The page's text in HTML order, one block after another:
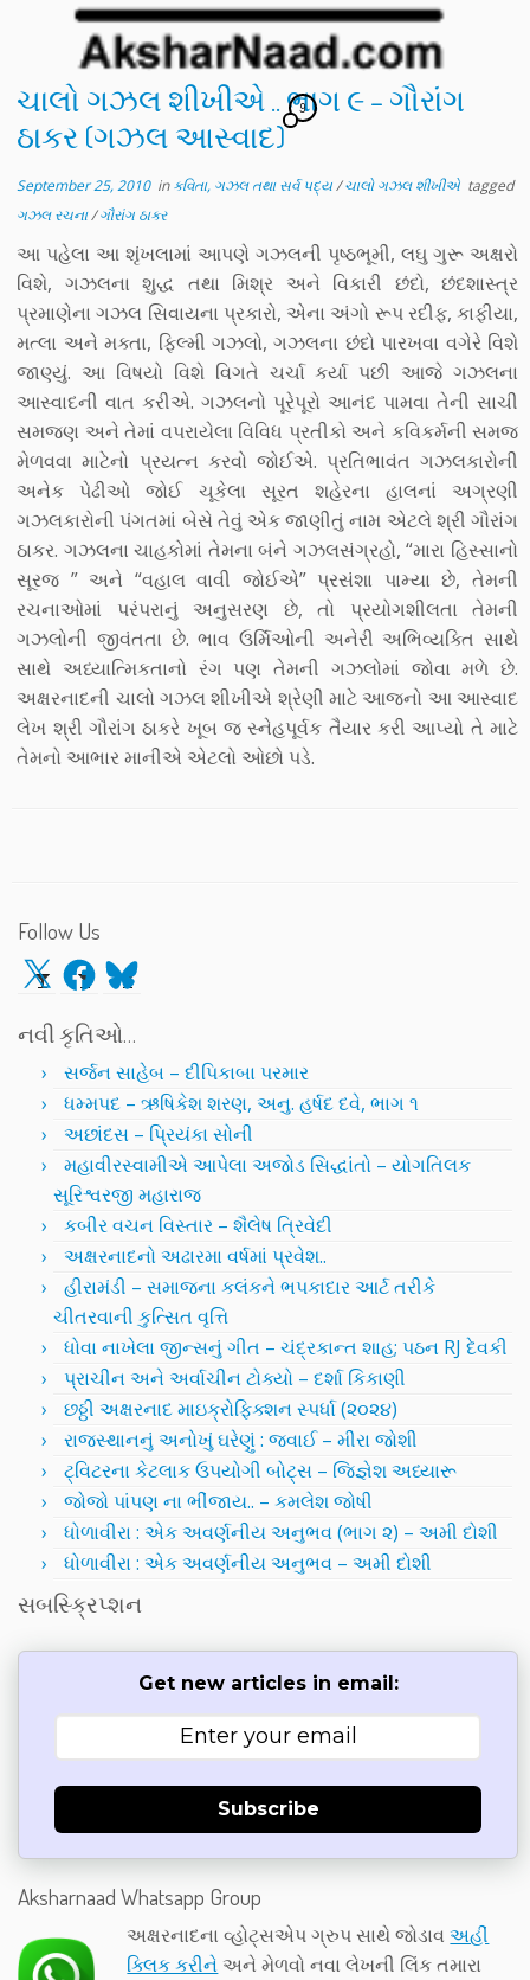
ચાલો ગઝલ શીખીએ .. ભાગ ૯ – ગૌરાંગ
ઠાકર (ગઝલ આસ્વાદ)
9
September 25, 2010inકવિતા, ગઝલ તથા સર્વ પદ્ય/ચાલો ગઝલ શીખીએ tagged
ગઝલ રચના/ગૌરાંગ ઠાકર
આ પહેલા આ શૃંખલામાં આપણે ગઝલની પૃષ્ઠભૂમી, લઘુ ગુરૂ અક્ષરો
વિશે, ગઝલના શુદ્ધ તથા મિશ્ર અને વિકારી છંદો, છંદશાસ્ત્ર
પ્રમાણેના ગઝલ સિવાયના પ્રકારો, એના અંગો રૂપ રદીફ, કાફીયા,
મત્લા અને મક્તા, ફિલ્મી ગઝલો, ગઝલના છંદો પારખવા વગેરે વિશે
જાણ્યું. આ વિષયો વિશે વિગતે ચર્ચા કર્યા પછી આજે ગઝલના
આસ્વાદની વાત કરીએ. ગઝલનો પૂરેપૂરો આનંદ પામવા તેની સાચી
સમજણ અને તેમાં વપરાયેલા વિવિધ પ્રતીકો અને કવિકર્મની સમજ
મેળવવા માટેનો પ્રયત્ન કરવો જોઈએ. પ્રતિભાવંત ગઝલકારોની
અનેક પેઢીઓ જોઈ ચૂકેલા સૂરત શહેરના હાલનાં અગ્રણી
ગઝલકારોની પંગતમાં બેસે તેવું એક જાણીતું નામ એટલે શ્રી ગૌરાંગ
ઠાકર. ગઝલના ચાહકોમાં તેમના બંને ગઝલસંગ્રહો, “મારા હિસ્સાનો
સૂરજ ” અને “વહાલ વાવી જોઈએ” પ્રસંશા પામ્યા છે, તેમની
રચનાઓમાં પરંપરાનું અનુસરણ છે, તો પ્રયોગશીલતા તેમની
ગઝલોની જીવંતતા છે. ભાવ ઉર્મિઓની અનેરી અભિવ્યક્તિ સાથે
સાથે અધ્યાત્મિકતાનો રંગ પણ તેમની ગઝલોમાં જોવા મળે છે.
અક્ષરનાદની ચાલો ગઝલ શીખીએ શ્રેણી માટે આજનો આ આસ્વાદ
લેખ શ્રી ગૌરાંગ ઠાકરે ખૂબ જ સ્નેહપૂર્વક તૈયાર કરી આપ્યો તે માટે
તેમનો આભાર માનીએ એટલો ઓછો પડે.
Follow Us
X Facebook
Bluesky
નવી કૃતિઓ…
સર્જન સાહેબ – દીપિકાબા પરમાર
ધમ્મપદ – ઋષિકેશ શરણ, અનુ. હર્ષદ દવે, ભાગ ૧
અછાંદસ – પ્રિયંકા સોની
મહાવીરસ્વામીએ આપેલા અજોડ સિદ્ધાંતો – યોગતિલક
સૂરિશ્વરજી મહારાજ
કબીર વચન વિસ્તાર – શૈલેષ ત્રિવેદી
અક્ષરનાદનો અઢારમા વર્ષમાં પ્રવેશ..
હીરામંડી – સમાજના કલંકને ભપકાદાર આર્ટ તરીકે
ચીતરવાની કુત્સિત વૃત્તિ
ધોવા નાખેલા જીન્સનું ગીત – ચંદ્રકાન્ત શાહ; પઠન RJ દેવકી
પ્રાચીન અને અર્વાચીન ટોક્યો – દર્શા કિકાણી
છઠ્ઠી અક્ષરનાદ માઇક્રોફિક્શન સ્પર્ધા (૨૦૨૪)
રાજસ્થાનનું અનોખું ઘરેણું : જવાઈ – મીરા જોશી
ટ્વિટરના કેટલાક ઉપયોગી બોટ્સ – જિજ્ઞેશ અધ્યારૂ
જોજો પાંપણ ના ભીંજાય.. – કમલેશ જોષી
ધોળાવીરા : એક અવર્ણનીય અનુભવ (ભાગ ૨) – અમી દોશી
ધોળાવીરા : એક અવર્ણનીય અનુભવ – અમી દોશી
સબસ્ક્રિપ્શન
Get new articles in email:
Subscribe
Aksharnaad Whatsapp Group
અક્ષરનાદના વ્હોટ્સએપ ગ્રુપ સાથે જોડાવઅહીં
ક્લિક કરીને અને મેળવો નવા લેખની લિંક તમારા